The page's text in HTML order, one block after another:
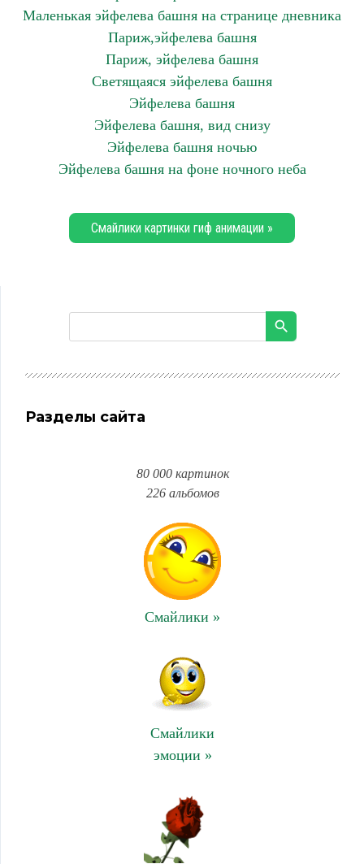
Маленькая эйфелева башня на странице дневника
Париж,эйфелева башня
Париж, эйфелева башня
Светящаяся эйфелева башня
Эйфелева башня
Эйфелева башня, вид снизу
Эйфелева башня ночью
Эйфелева башня на фоне ночного неба
Смайлики картинки гиф анимации »
Разделы сайта
80 000 картинок
226 альбомов
Смайлики »
Смайлики
эмоции »